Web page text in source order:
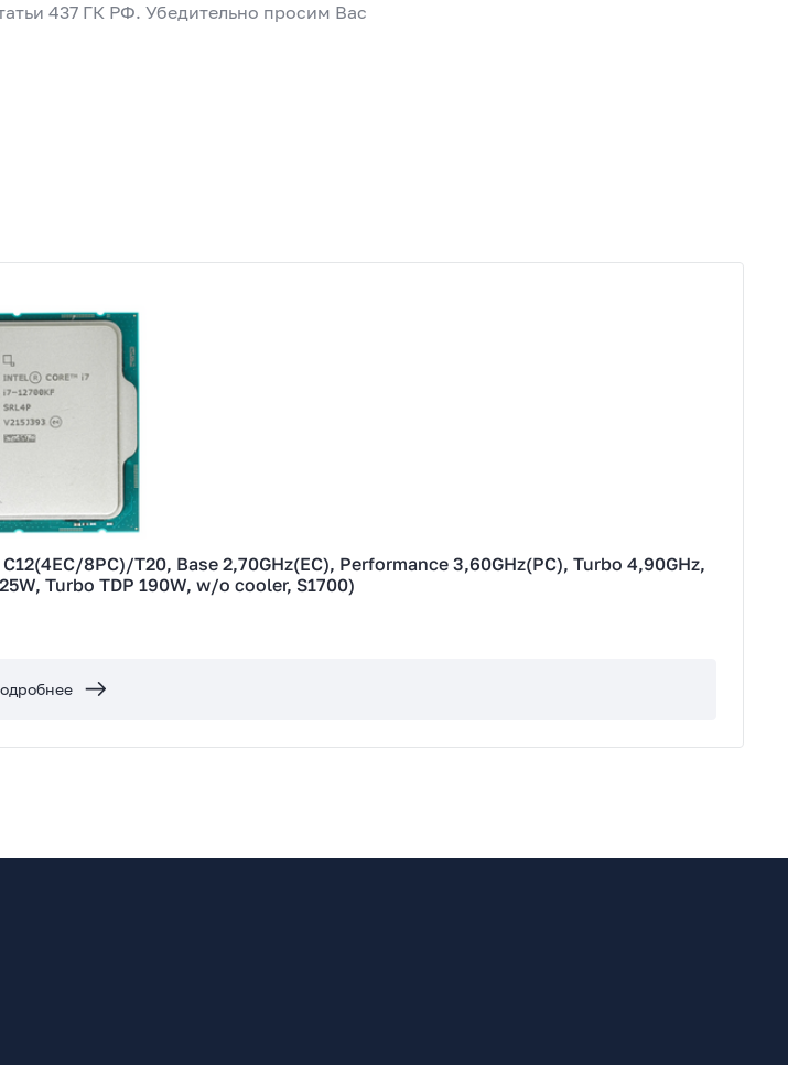
437 ГК РФ. Убедительно просим Вас
8PC)/T20, Base 2,70GHz(EC), Performance 3,60GHz(PC), Turbo 4,90GHz,
Turbo TDP 190W, w/o cooler, S1700)